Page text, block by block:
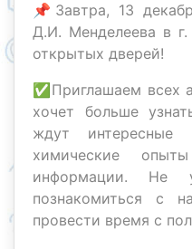
📌Завтра, 13
Д.И. Менделеева в
открытых дверей!
✅Приглашаем всех
хочет больше
ждут интересные
химические
информации. Не
познакомиться с
провести время с